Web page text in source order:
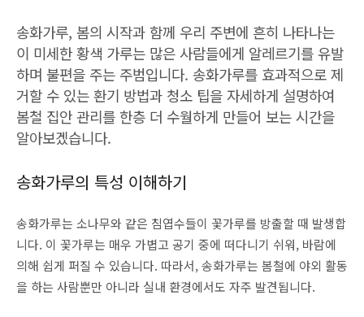
송화가루, 봄의 시작과 함께 우리 주변에 흔히 나타나는
이 미세한 황색 가루는 많은 사람들에게 알레르기를 유발
하며 불편을 주는 주범입니다. 송화가루를 효과적으로 제
거할 수 있는 환기 방법과 청소 팁을 자세하게 설명하여
봄철 집안 관리를 한층 더 수월하게 만들어 보는 시간을
알아보겠습니다.
송화가루의 특성 이해하기
송화가루는 소나무와 같은 침엽수들이 꽃가루를 방출할 때 발생합
니다. 이 꽃가루는 매우 가볍고 공기 중에 떠다니기 쉬워, 바람에
의해 쉽게 퍼질 수 있습니다. 따라서, 송화가루는 봄철에 야외 활동
을 하는 사람뿐만 아니라 실내 환경에서도 자주 발견됩니다.